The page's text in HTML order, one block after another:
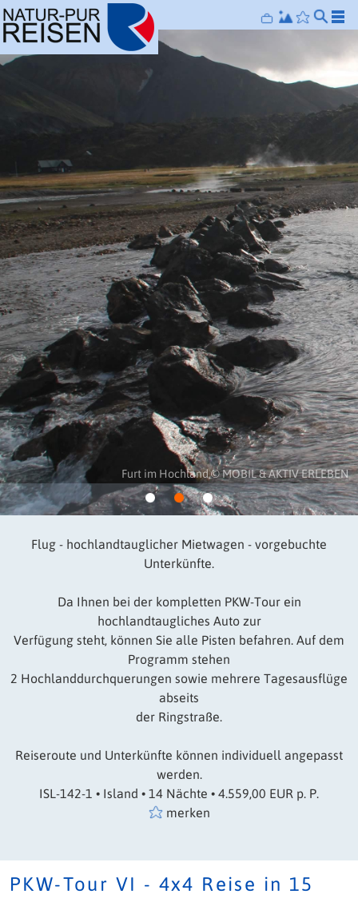
[]
Nordisland: Lupinenfeld bei Husavik © Johannes Hünerfeld
©
©
©
Flug - hochlandtauglicher Mietwagen - vorgebuchte
Unterkünfte.
Da Ihnen bei der kompletten PKW-Tour ein
hochlandtaugliches Auto zur
Verfügung steht, können Sie alle Pisten befahren. Auf dem
Programm stehen
2 Hochlanddurchquerungen sowie mehrere Tagesausflüge
abseits
der Ringstraße.
Reiseroute und Unterkünfte können individuell angepasst
werden.
ISL-142-1 • Island • 14 Nächte • 4.559,00 EUR p. P.
merken
PKW-Tour VI - 4x4 Reise in 15